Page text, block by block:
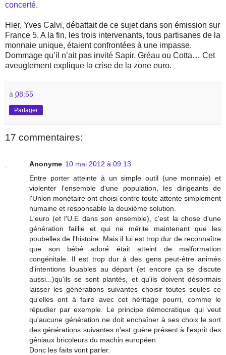
concerté.
Hier, Yves Calvi, débattait de ce sujet dans son émission sur
France 5. A la fin, les trois intervenants, tous partisanes de la
monnaie unique, étaient confrontées à une impasse.
Dommage qu’il n’ait pas invité Sapir, Gréau ou Cotta… Cet
aveuglement explique la crise de la zone euro.
à 08:55
Partager
17 commentaires:
Anonyme 10 mai 2012 à 09:13
Entre porter atteinte à un simple outil (une monnaie) et
violenter l'ensemble d'une population, les dirigeants de
l'Union monétaire ont choisi contre toute attente simplement
humaine et responsable la deuxième solution.
L'euro (et l'U.E dans son ensemble), c'est la chose d'une
génération faillie et qui ne mérite maintenant que les
poubelles de l'histoire. Mais il lui est trop dur de reconnaître
que son bébé adoré était atteint de malformation
congénitale. Il est trop dur à des gens peut-être animés
d'intentions louables au départ (et encore ça se discute
aussi...)qu'ils se sont plantés, et qu'ils doivent désormais
laisser les générations suivantes choisir toutes seules ce
qu'elles ont à faire avec cet héritage pourri, comme le
répudier par exemple. Le principe démocratique qui veut
qu'aucune génération ne doit enchaîner à ses choix le sort
des générations suivantes n'est guère présent à l'esprit des
géniaux bricoleurs du machin européen.
Donc les faits vont parler.